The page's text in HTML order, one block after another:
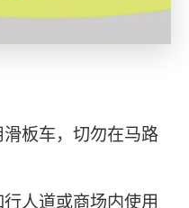
板车，切勿在马路
人道或商场内使用